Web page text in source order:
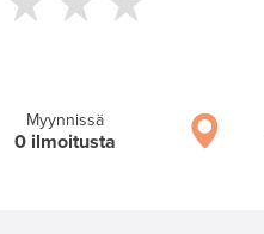
Myynnissä
0 ilmoitusta